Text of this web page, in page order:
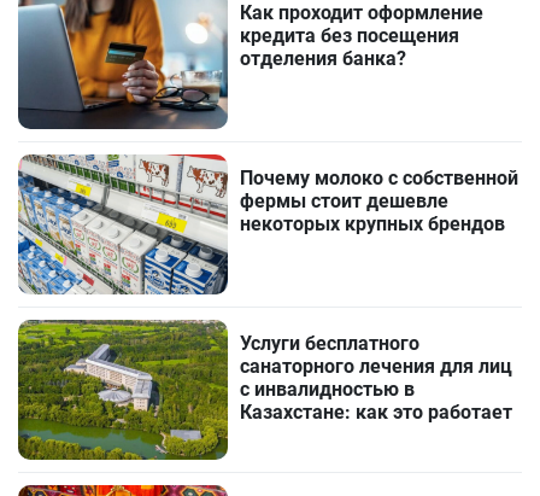
Как проходит оформление
кредита без посещения
отделения банка?
Почему молоко с собственной
фермы стоит дешевле
некоторых крупных брендов
Услуги бесплатного
санаторного лечения для лиц
с инвалидностью в
Казахстане: как это работает